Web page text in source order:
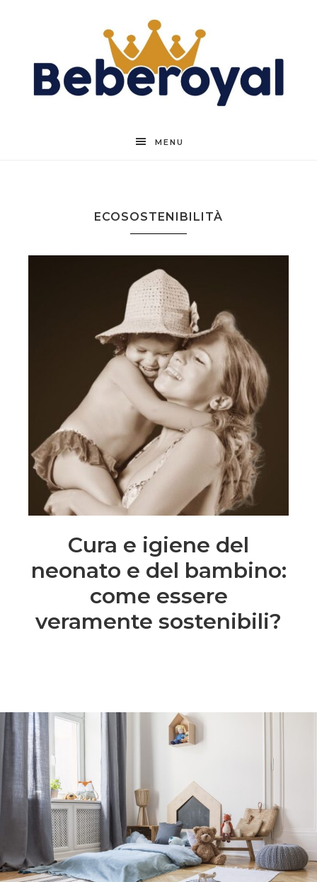
Beberoyal
MENU
ECOSOSTENIBILITÀ
Cura e igiene del
neonato e del bambino:
come essere
veramente sostenibili?